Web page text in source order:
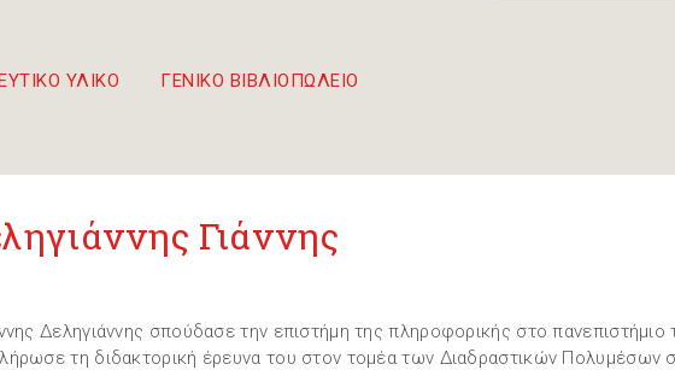
ΥΛΙΚΟ ΓΕΝΙΚΟ ΒΙΒΛΙΟΠΩΛΕΙΟ
Γιάννης
Δεληγιάννης σπούδασε την επιστήμη της πληροφορικής στο
τη διδακτορική έρευνα του στον τομέα των Διαδραστικών Πολυμέσων